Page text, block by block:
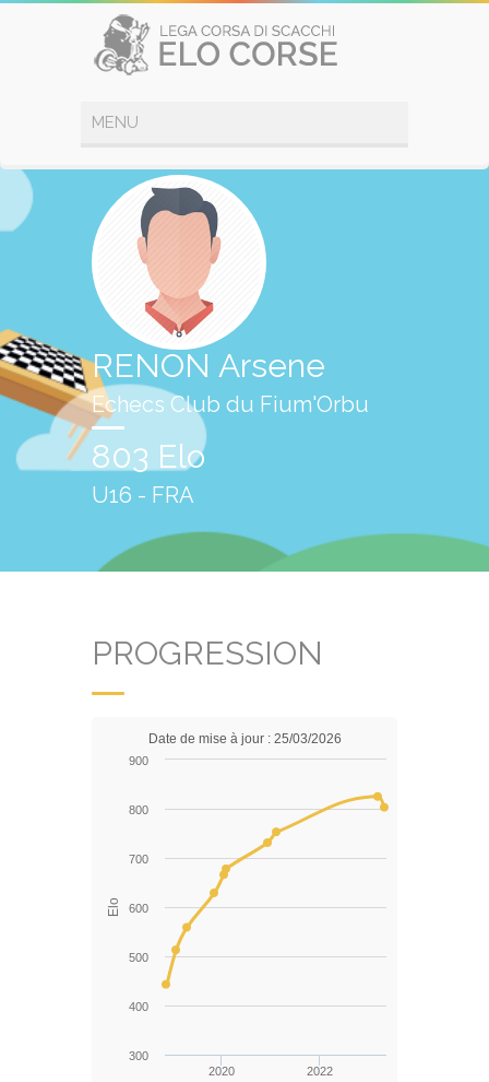
RENON Arsene
Echecs Club du Fium'Orbu
803 Elo
U16 - FRA
PROGRESSION
Elo
Date de mise à jour : 25/03/2026
2020 2022
300
400
500
600
700
800
900